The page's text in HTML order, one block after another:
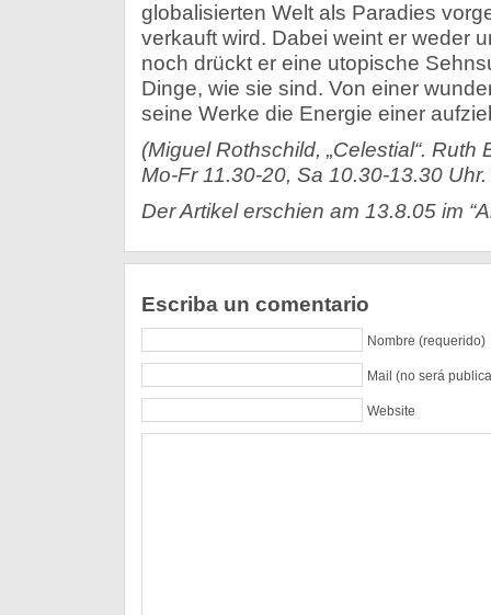
globalisierten Welt als Paradies
verkauft wird. Dabei weint er weder
noch drückt er eine utopische
Dinge, wie sie sind. Von einer
seine Werke die Energie einer
(Miguel Rothschild, „Celestial“. Ruth
Mo-Fr 11.30-20, Sa 10.30-13.30
Der Artikel erschien am 13.8.05 im
Escriba un comentario
Nombre (requerido)
Mail (no será
Website